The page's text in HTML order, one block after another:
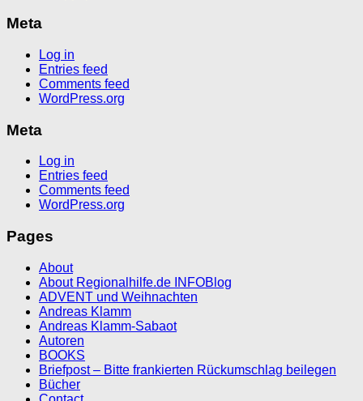
Meta
Log in
Entries feed
Comments feed
WordPress.org
Meta
Log in
Entries feed
Comments feed
WordPress.org
Pages
About
About Regionalhilfe.de INFOBlog
ADVENT und Weihnachten
Andreas Klamm
Andreas Klamm-Sabaot
Autoren
BOOKS
Briefpost – Bitte frankierten Rückumschlag beilegen
Bücher